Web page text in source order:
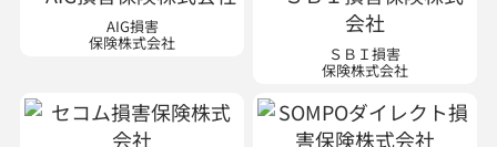
AIG損害
保険株式会社
ＳＢＩ損害
保険株式会社